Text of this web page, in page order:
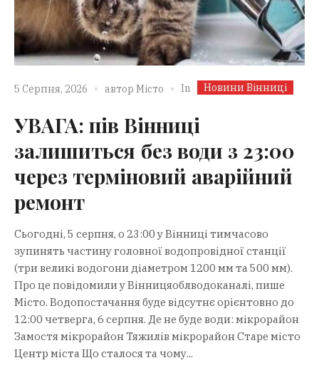
5 Серпня, 2026 автор Місто In Новини Вінниці
УВАГА: пів Вінниці
залишиться без води з 23:00
через терміновий аварійний
ремонт
Сьогодні, 5 серпня, о 23:00 у Вінниці тимчасово
зупинять частину головної водопровідної станції
(три великі водогони діаметром 1200 мм та 500 мм).
Про це повідомили у Вінницяоблводоканалі, пише
Місто. Водопостачання буде відсутнє орієнтовно до
12:00 четверга, 6 серпня. Де не буде води: мікрорайон
Замостя мікрорайон Тяжилів мікрорайон Старе місто
Центр міста Що сталося та чому...